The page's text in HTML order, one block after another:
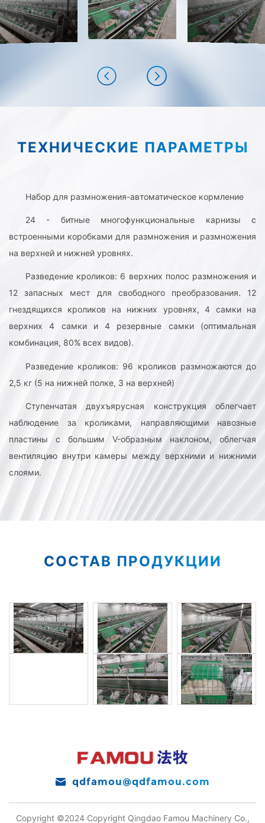
наклоном, облегчая вентиляцию внутри камеры
между верхними и нижними слоями.
ТЕХНИЧЕСКИЕ ПАРАМЕТРЫ
Набор для размножения-автоматическое кормление
24 - битные многофункциональные карнизы с
встроенными коробками для размножения и размножения
на верхней и нижней уровнях.
Разведение кроликов: 6 верхних полос размножения и
12 запасных мест для свободного преобразования. 12
гнездящихся кроликов на нижних уровнях, 4 самки на
верхних 4 самки и 4 резервные самки (оптимальная
комбинация, 80% всех видов).
Разведение кроликов: 96 кроликов размножаются до
2,5 кг (5 на нижней полке, 3 на верхней)
Ступенчатая двухъярусная конструкция облегчает
наблюдение за кроликами, направляющими навозные
пластины с большим V-образным наклоном, облегчая
вентиляцию внутри камеры между верхними и нижними
слоями.
СОСТАВ ПРОДУКЦИИ
qdfamou@qdfamou.com
Copyright ©2024 Copyright Qingdao Famou Machinery Co.,